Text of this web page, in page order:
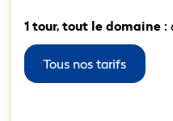
1 tour, tout le domaine :
Tous nos tarifs